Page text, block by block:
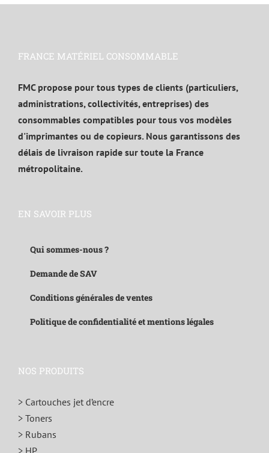
FRANCE MATÉRIEL CONSOMMABLE
FMC propose pour tous types de clients (particuliers,
administrations, collectivités, entreprises) des
consommables compatibles pour tous vos modèles
d'imprimantes ou de copieurs. Nous garantissons des
délais de livraison rapide sur toute la France
métropolitaine.
EN SAVOIR PLUS
Qui sommes-nous ?
Demande de SAV
Conditions générales de ventes
Politique de confidentialité et mentions légales
NOS PRODUITS
> Cartouches jet d’encre
> Toners
> Rubans